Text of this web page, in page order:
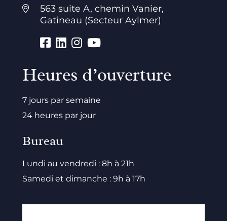
563 suite A, chemin Vanier,
Gatineau (Secteur Aylmer)
Heures d’ouverture
7 jours par semaine
24 heures par jour
Bureau
Lundi au vendredi : 8h à 21h
Samedi et dimanche : 9h à 17h